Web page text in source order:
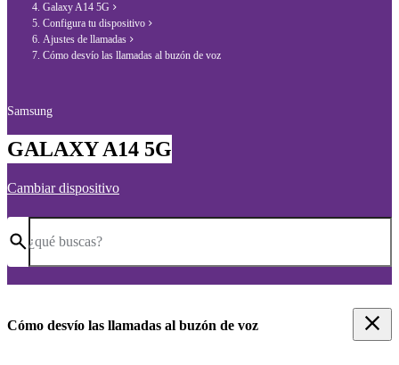
Galaxy A14 5G
Configura tu dispositivo
Ajustes de llamadas
Cómo desvío las llamadas al buzón de voz
Samsung
GALAXY A14 5G
Cambiar dispositivo
¿qué buscas?
Cómo desvío las llamadas al buzón de voz